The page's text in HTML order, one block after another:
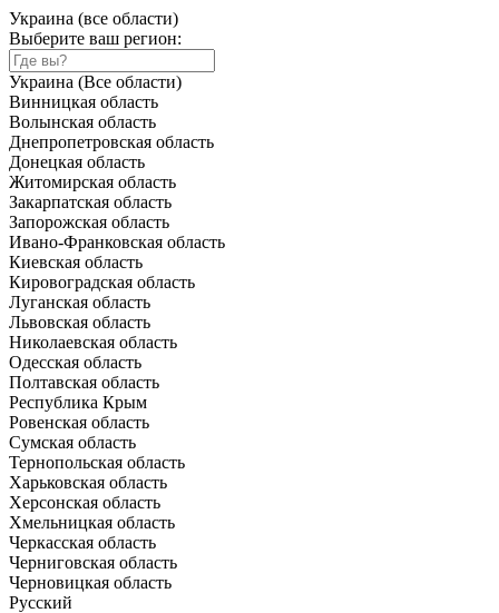
Украина (все области)
Выберите ваш регион:
Украина (Все области)
Винницкая область
Волынская область
Днепропетровская область
Донецкая область
Житомирская область
Закарпатская область
Запорожская область
Ивано-Франковская область
Киевская область
Кировоградская область
Луганская область
Львовская область
Николаевская область
Одесская область
Полтавская область
Республика Крым
Ровенская область
Сумская область
Тернопольская область
Харьковская область
Херсонская область
Хмельницкая область
Черкасская область
Черниговская область
Черновицкая область
Русский